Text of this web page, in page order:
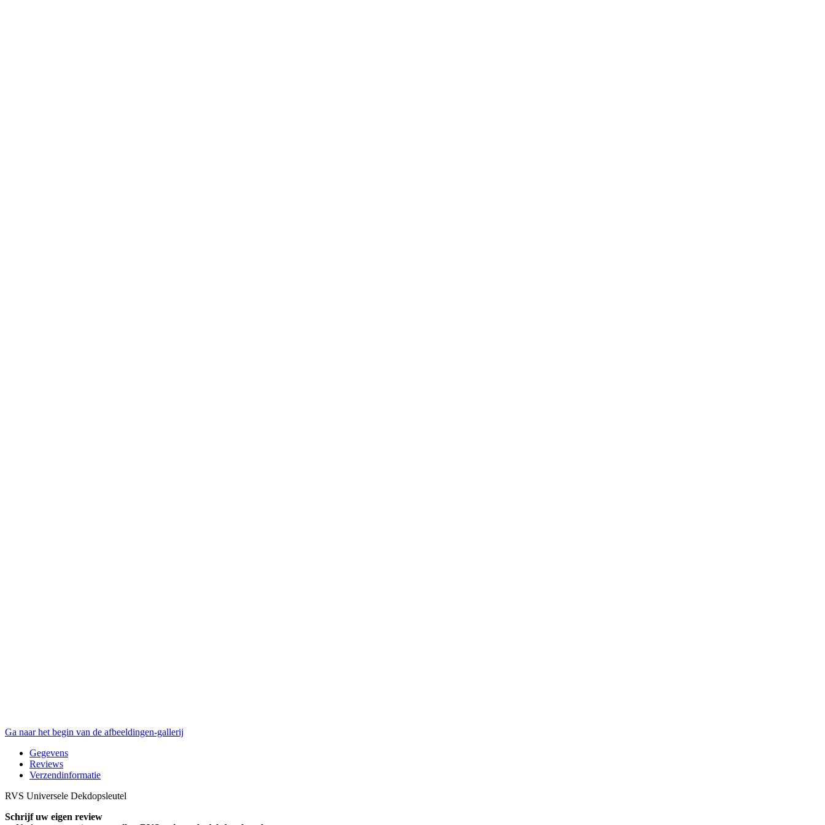
Ga naar het begin van de afbeeldingen-gallerij
Gegevens
Reviews
Verzendinformatie
RVS Universele Dekdopsleutel
Schrijf uw eigen review